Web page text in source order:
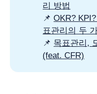
리 방법
📌OKR?
표관리의 두
📌 목표관리,
(feat. CFR)